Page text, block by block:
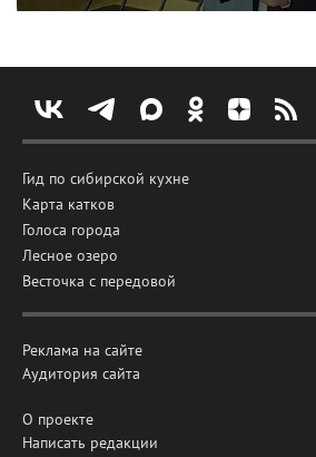
Гид по сибирской кухне
Карта катков
Голоса города
Лесное озеро
Весточка с передовой
Реклама на сайте
Аудитория сайта
О проекте
Написать редакции